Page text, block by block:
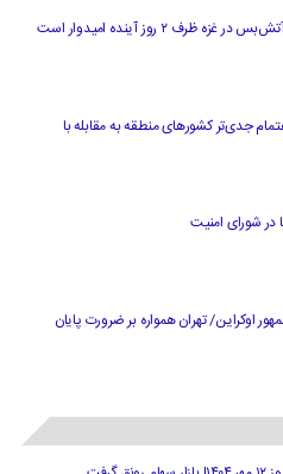
۲ روز آینده امیدوار است
جدی‌تر کشورهای منطقه به مقابله با
در شورای امنیت
اوکراین/ تهران همواره بر ضرورت پایان